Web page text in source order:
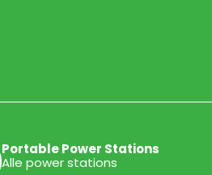
Portable Power Stations
Alle power stations